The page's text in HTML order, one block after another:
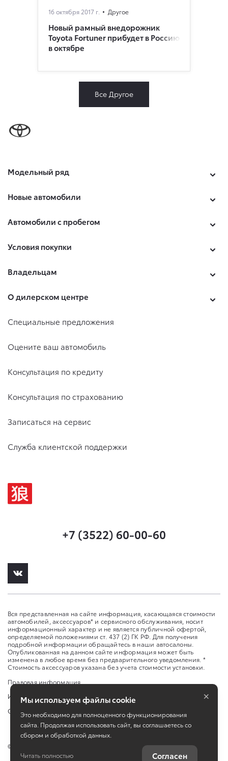
16 октября 2017 г. Другое
Новый рамный внедорожник
Toyota Fortuner прибудет в Россию
в октябре
Все Другое
Модельный ряд
Новые автомобили
Автомобили с пробегом
Условия покупки
Владельцам
О дилерском центре
Специальные предложения
Оцените ваш автомобиль
Консультация по кредиту
Консультация по страхованию
Записаться на сервис
Служба клиентской поддержки
+7 (3522) 60-00-60
Вся представленная на сайте информация, касающаяся стоимости
автомобилей, аксессуаров* и сервисного обслуживания, носит
информационный характер и не является публичной офертой,
определяемой положениями ст. 437 (2) ГК РФ. Для получения
подробной информации обращайтесь в наши автосалоны.
Опубликованная на данном сайте информация может быть
изменена в любое время без предварительного уведомления. *
Стоимость аксессуаров указана без учета стоимости установки.
Правовая информация
Изменить настройку cookies
Сбросить cookie
©
Мы используем файлы cookie
Это необходимо для полноценного функционирования
сайта. Продолжая использовать сайт, вы соглашаетесь со
сбором и обработкой данных.
Читать полностью Согласен
×